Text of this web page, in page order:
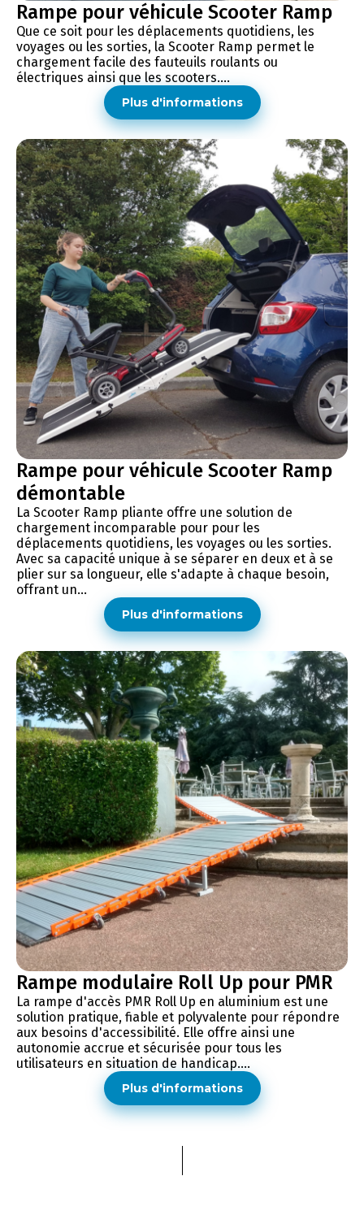
Rampe pour véhicule Scooter Ramp
Que ce soit pour les déplacements quotidiens, les
voyages ou les sorties, la Scooter Ramp permet le
chargement facile des fauteuils roulants ou
électriques ainsi que les scooters....
Plus d'informations
Rampe pour véhicule Scooter Ramp
démontable
La Scooter Ramp pliante offre une solution de
chargement incomparable pour pour les
déplacements quotidiens, les voyages ou les sorties.
Avec sa capacité unique à se séparer en deux et à se
plier sur sa longueur, elle s'adapte à chaque besoin,
offrant un...
Plus d'informations
Rampe modulaire Roll Up pour PMR
La rampe d'accès PMR Roll Up en aluminium est une
solution pratique, fiable et polyvalente pour répondre
aux besoins d'accessibilité. Elle offre ainsi une
autonomie accrue et sécurisée pour tous les
utilisateurs en situation de handicap....
Plus d'informations